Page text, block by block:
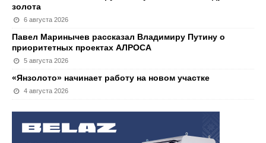
золота
6 августа 2026
Павел Маринычев рассказал Владимиру Путину о
приоритетных проектах АЛРОСА
5 августа 2026
«Янзолото» начинает работу на новом участке
4 августа 2026